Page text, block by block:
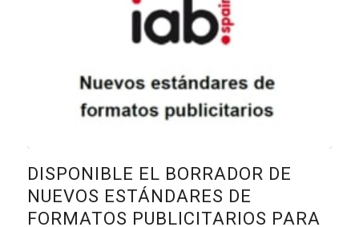
DISPONIBLE EL BORRADOR DE
NUEVOS ESTÁNDARES DE
FORMATOS PUBLICITARIOS PARA